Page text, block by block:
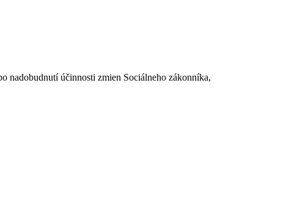
účinnosti zmien Sociálneho zákonníka,